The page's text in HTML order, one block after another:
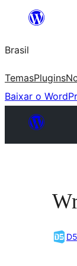
o
conteúdo
Brasil
TemasPlugins
Baixar o